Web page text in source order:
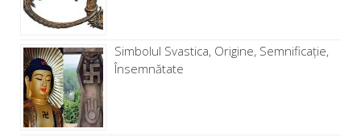
Simbolul Svastica, Origine, Semnificație,
Însemnătate